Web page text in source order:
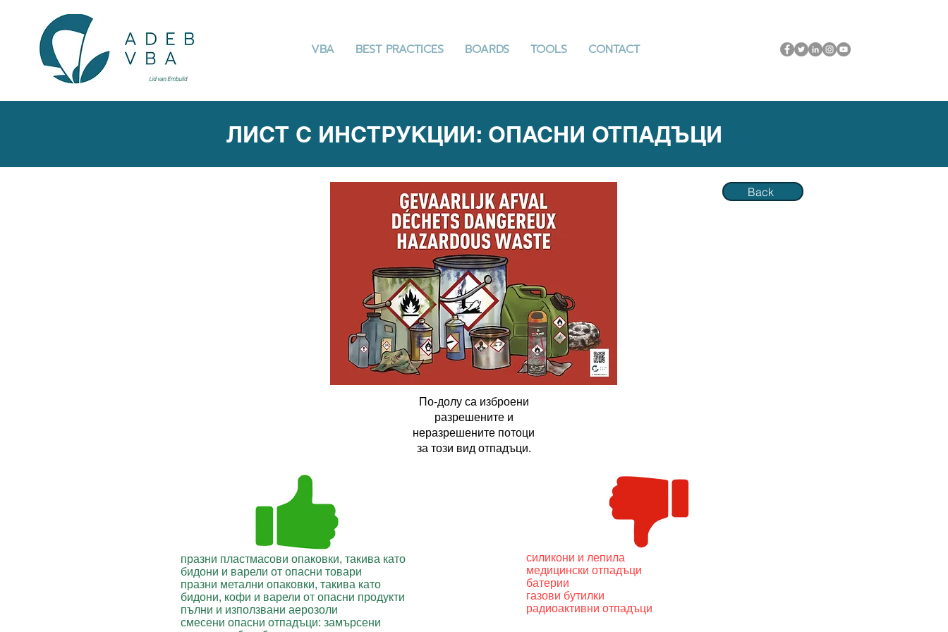
VBA BEST PRACTICES BOARDS TOOLS CONTACT
ЛИСТ С ИНСТРУКЦИИ: ОПАСНИ ОТПАДЪЦИ
Back
По-долу са изброени
разрешените и
неразрешените потоци
за този вид отпадъци.
празни пластмасови опаковки, такива като
бидони и варели от опасни товари
празни метални опаковки, такива като
бидони, кофи и варели от опасни продукти
пълни и използвани аерозоли
смесени опасни отпадъци: замърсени
силикони и лепила
медицински отпадъци
батерии
газови бутилки
радиоактивни отпадъци